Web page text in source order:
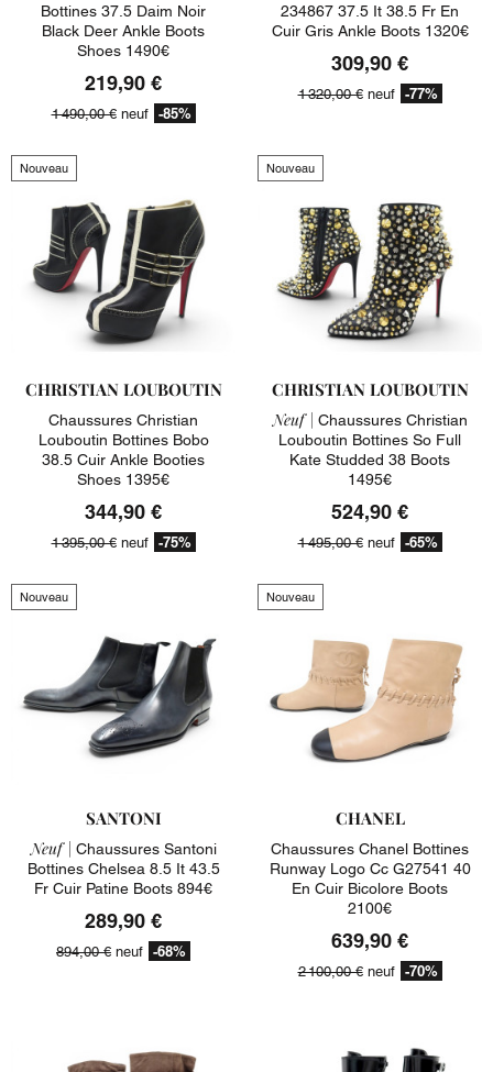
Bottines 37.5 Daim Noir
Black Deer Ankle Boots
Shoes 1490€
219,90 €
1 490,00 €neuf -85%
234867 37.5 It 38.5 Fr En
Cuir Gris Ankle Boots 1320€
309,90 €
1 320,00 €neuf -77%
Nouveau
CHRISTIAN LOUBOUTIN
Chaussures Christian
Louboutin Bottines Bobo
38.5 Cuir Ankle Booties
Shoes 1395€
344,90 €
1 395,00 €neuf -75%
Nouveau
CHRISTIAN LOUBOUTIN
Neuf | Chaussures Christian
Louboutin Bottines So Full
Kate Studded 38 Boots
1495€
524,90 €
1 495,00 €neuf -65%
Nouveau
SANTONI
Neuf | Chaussures Santoni
Bottines Chelsea 8.5 It 43.5
Fr Cuir Patine Boots 894€
289,90 €
894,00 € neuf -68%
Nouveau
CHANEL
Chaussures Chanel Bottines
Runway Logo Cc G27541 40
En Cuir Bicolore Boots
2100€
639,90 €
2 100,00 €neuf -70%